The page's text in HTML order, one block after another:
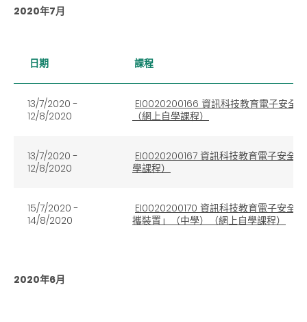
2020年7月
日期 課程
13/7/2020 -
12/8/2020
EI0020200166 資訊科技教育電子安全
（網上自學課程）
13/7/2020 -
12/8/2020
EI0020200167 資訊科技教育電子安全
學課程）
15/7/2020 -
14/8/2020
EI0020200170 資訊科技教育電子安全
攜裝置」（中學）（網上自學課程）
2020年6月